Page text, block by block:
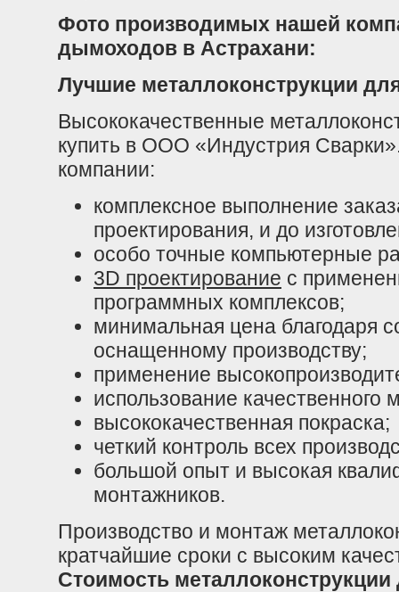
Фото производимых нашей
дымоходов в Астрахани:
Лучшие металлоконструкции
Высококачественные
купить в ООО «Индустрия
компании:
комплексное выполнение
проектирования, и до
особо точные компьютерные
3D проектирование с
программных комплексов;
минимальная цена благодаря
оснащенному производству;
применение
использование качественного
высококачественная покраска;
четкий контроль всех
большой опыт и высокая
монтажников.
Производство и монтаж
кратчайшие сроки с высоким
Стоимость